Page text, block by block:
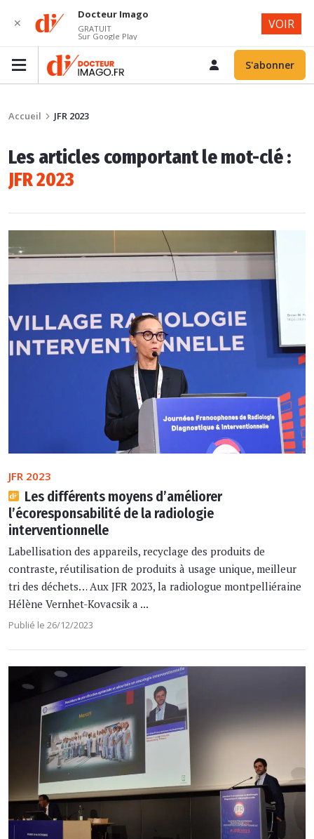
S'abonner
Accueil JFR 2023
Les articles comportant le mot-clé :
JFR 2023
JFR 2023
Les différents moyens d’améliorer
l’écoresponsabilité de la radiologie
interventionnelle
Labellisation des appareils, recyclage des produits de
contraste, réutilisation de produits à usage unique, meilleur
tri des déchets… Aux JFR 2023, la radiologue montpelliéraine
Hélène Vernhet-Kovacsik a ...
Publié le 26/12/2023
✕
Docteur Imago
GRATUIT
Sur Google Play
VOIR